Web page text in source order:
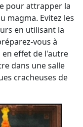
pour attrapper la
magma. Evitez les
en utilisant la
vous à
effet de l'autre
dans une salle
cracheuses de